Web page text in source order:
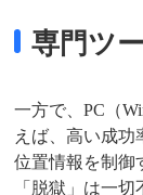
専門ツ
一方で、PC（
えば、高い成功
位置情報を制御
「脱獄」は一